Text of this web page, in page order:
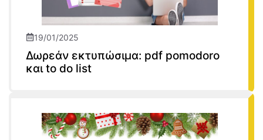
19/01/2025
Δωρεάν εκτυπώσιμα: pdf pomodoro
και to do list